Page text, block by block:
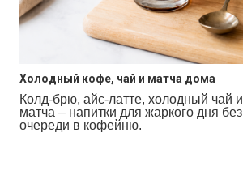
Холодный кофе, чай и матча дома
Колд-брю, айс-латте, холодный чай и
матча – напитки для жаркого дня без
очереди в кофейню.